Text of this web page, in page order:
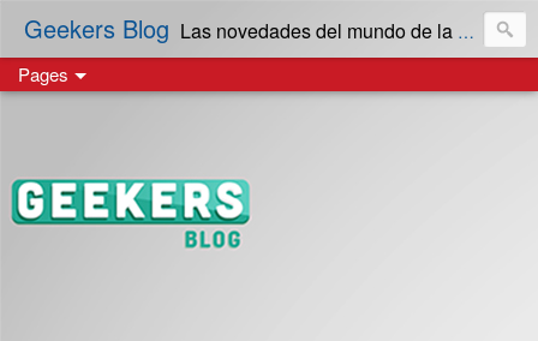
Geekers Blog Las novedades del mundo de la Tecnología y cultura Geek! en Español | Creado en El Salvador
Pages